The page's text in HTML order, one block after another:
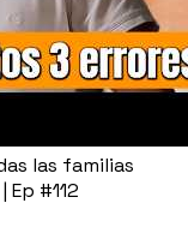
las familias
#112